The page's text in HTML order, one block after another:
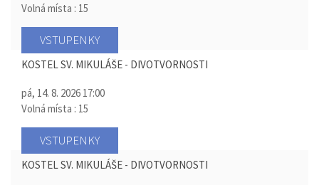
Volná místa : 15
VSTUPENKY
KOSTEL SV. MIKULÁŠE - DIVOTVORNOSTI
pá, 14. 8. 2026 17:00
Volná místa : 15
VSTUPENKY
KOSTEL SV. MIKULÁŠE - DIVOTVORNOSTI